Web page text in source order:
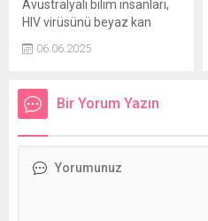
Avustralyalı bilim insanları,
HIV virüsünü beyaz kan
görünmez olmaktan
açan bir yöntem geliştirdi.
"Nature Communications"
tamamen atılabilmesi
06.06.2025
Bir Yorum Yazın